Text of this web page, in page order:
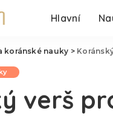
Hlavní
koránské nauky >
verš